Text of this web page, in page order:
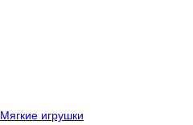
Мягкие игрушки